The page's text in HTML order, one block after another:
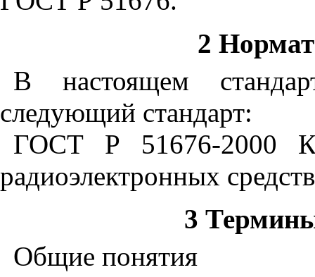
2
В настоящем
следующий стандарт:
ГОСТ Р 51676-2000
радиоэлектронных
3
Общие понятия